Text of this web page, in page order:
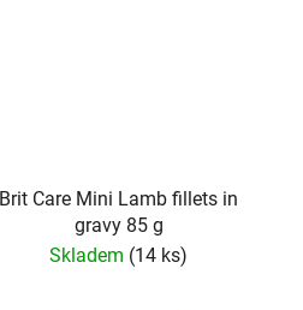
Brit Care Mini Lamb fillets in
gravy 85 g
Skladem (14 ks)